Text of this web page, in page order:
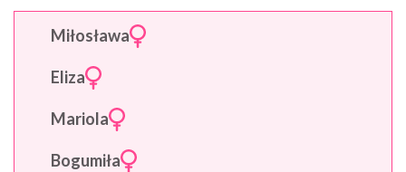
Miłosława
Eliza
Mariola
Bogumiła